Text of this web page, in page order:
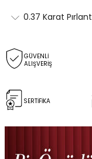
0.37 Karat
GÜVENLİ
ALIŞVERİŞ
SERTİFİKA